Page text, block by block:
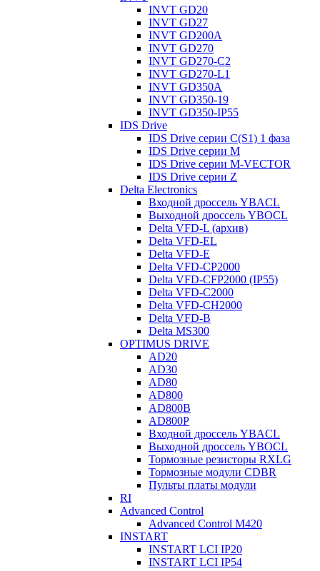
INVT GD20
INVT GD27
INVT GD200A
INVT GD270
INVT GD270-C2
INVT GD270-L1
INVT GD350A
INVT GD350-19
INVT GD350-IP55
IDS Drive
IDS Drive серии C(S1) 1 фаза
IDS Drive серии M
IDS Drive серии M-VECTOR
IDS Drive серии Z
Delta Electronics
Входной дроссель YBACL
Выходной дроссель YBOCL
Delta VFD-L (архив)
Delta VFD-EL
Delta VFD-E
Delta VFD-CP2000
Delta VFD-CFP2000 (IP55)
Delta VFD-C2000
Delta VFD-CH2000
Delta VFD-B
Delta MS300
OPTIMUS DRIVE
AD20
AD30
AD80
AD800
AD800B
AD800P
Входной дроссель YBACL
Выходной дроссель YBOCL
Тормозные резисторы RXLG
Тормозные модули CDBR
Пульты платы модули
RI
Advanced Control
Advanced Control M420
INSTART
INSTART LCI IP20
INSTART LCI IP54